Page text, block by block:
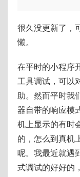
很久没更新了，
懒。
在平时的小程序
工具调试，可以
助。然而平时我
器自带的响应模
机上显示的有时
的，怎么到真机
呢。我最近就遇
式调试的好好的